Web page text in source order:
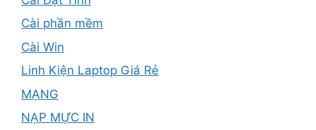
Cài phần mềm
Cài Win
Linh Kiện Laptop Giá Rẻ
MẠNG
NẠP MỰC IN